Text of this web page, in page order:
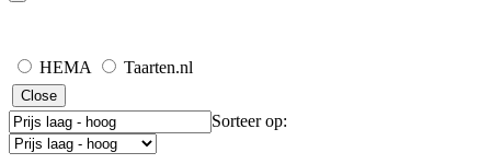
HEMA Taarten.nl
Close
Sorteer op: